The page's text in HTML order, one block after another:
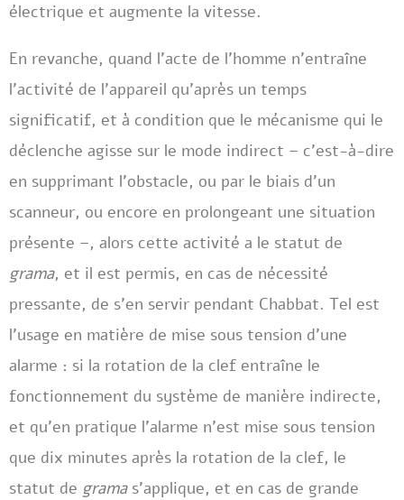
électrique et augmente la vitesse.
En revanche, quand l’acte de l’homme n’entraîne
l’activité de l’appareil qu’après un temps
significatif, et à condition que le mécanisme qui le
déclenche agisse sur le mode indirect – c’est-à-dire
en supprimant l’obstacle, ou par le biais d’un
scanneur, ou encore en prolongeant une situation
présente –, alors cette activité a le statut de
grama, et il est permis, en cas de nécessité
pressante, de s’en servir pendant Chabbat. Tel est
l’usage en matière de mise sous tension d’une
alarme : si la rotation de la clef entraîne le
fonctionnement du système de manière indirecte,
et qu’en pratique l’alarme n’est mise sous tension
que dix minutes après la rotation de la clef, le
statut de gramas’applique, et en cas de grande